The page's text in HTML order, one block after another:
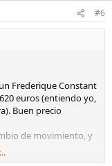
#6
Frederique Constant
euros (entiendo yo,
Buen precio
de movimiento, y